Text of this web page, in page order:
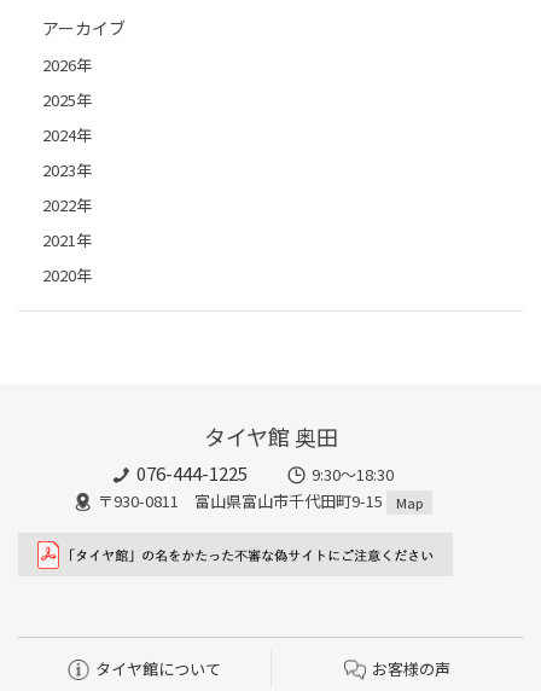
アーカイブ
2026年
2025年
2024年
2023年
2022年
2021年
2020年
タイヤ館 奥田
076-444-1225
9:30～18:30
〒930-0811 富山県富山市千代田町9-15
Map
タイヤ館について お客様の声